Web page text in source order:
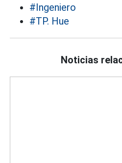
#Ingeniero
#TP. Hue
Noticias